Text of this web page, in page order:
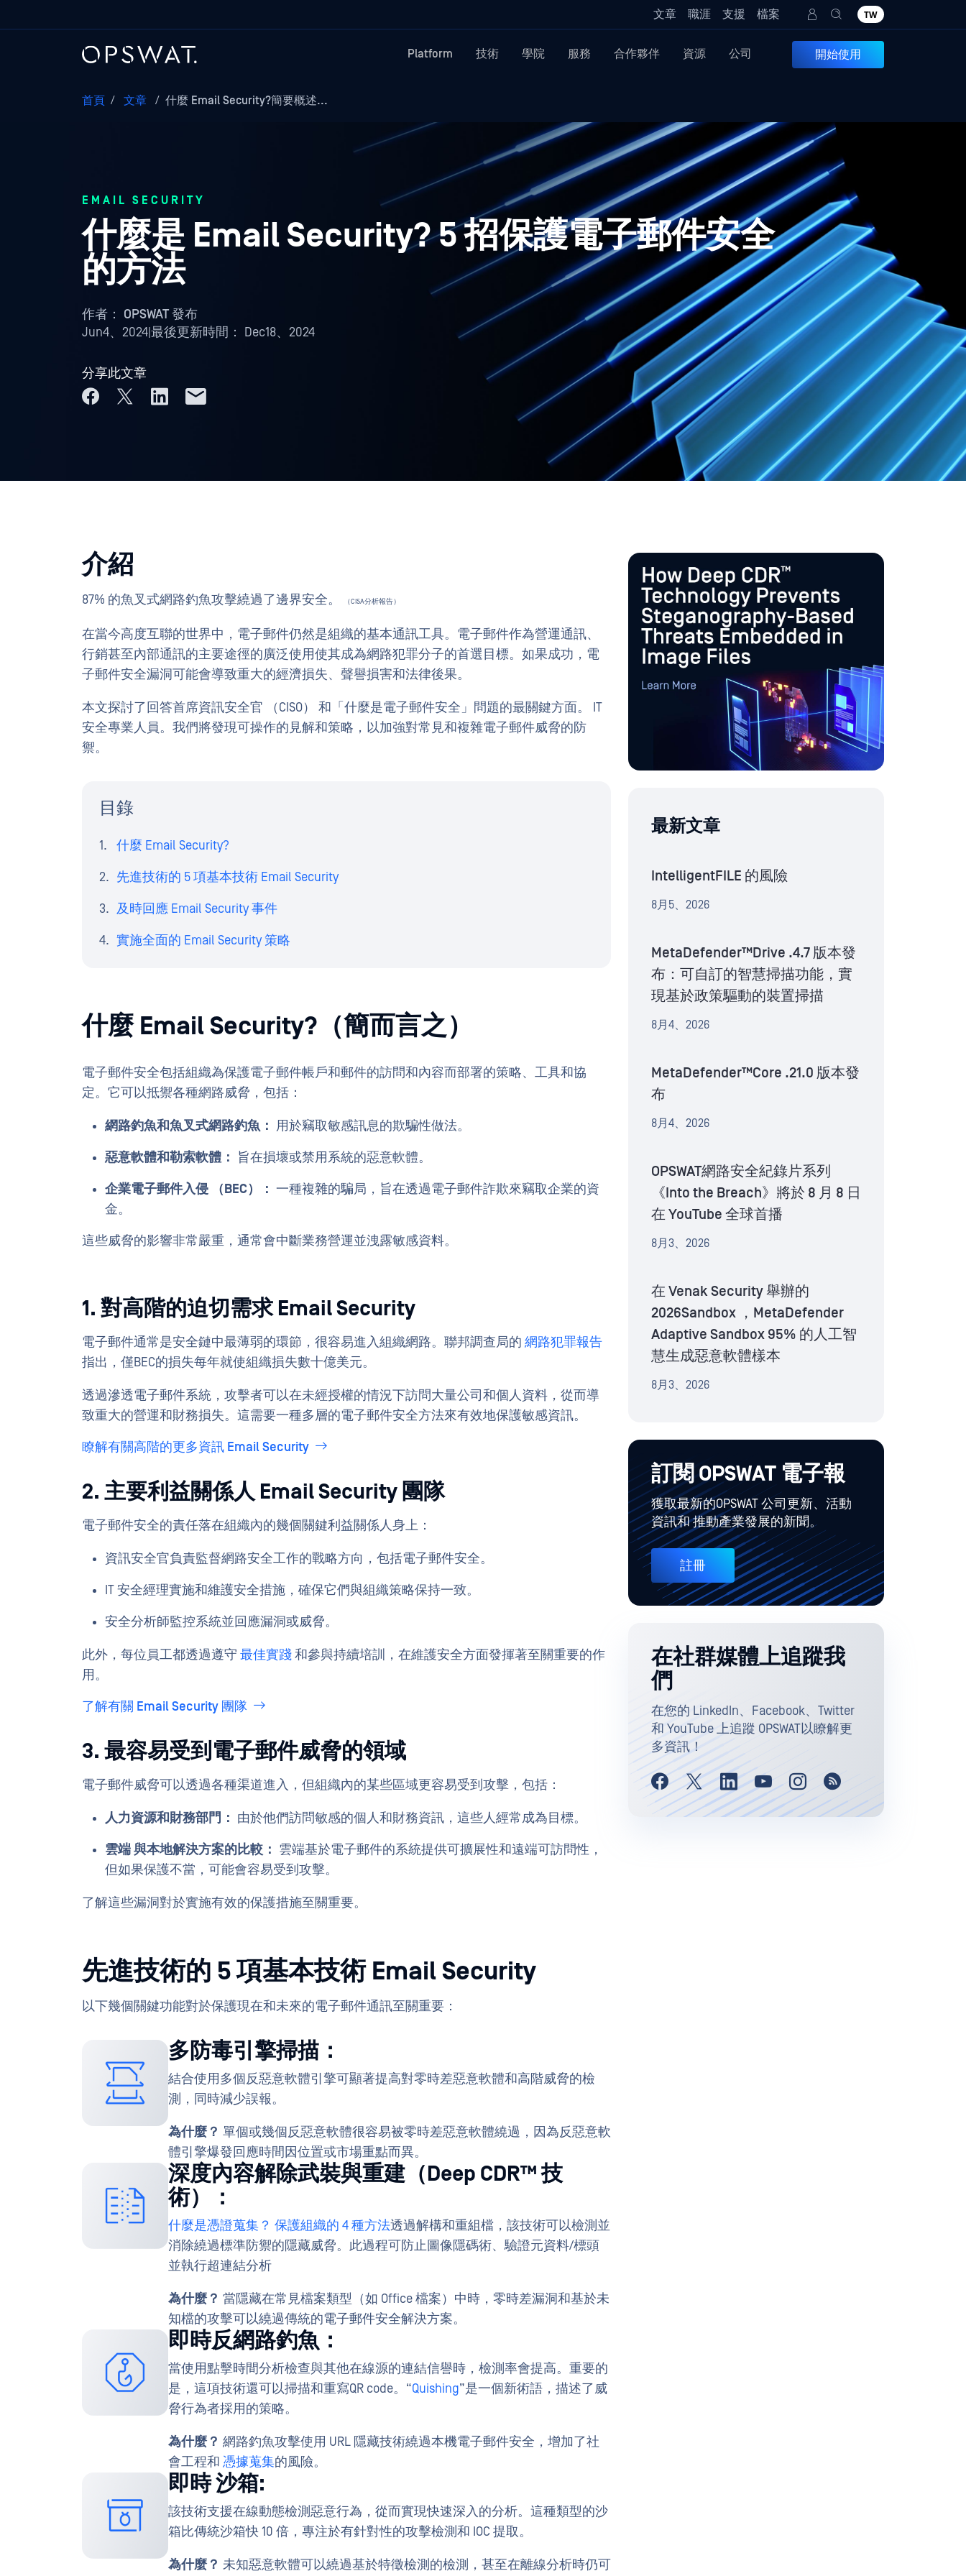
文章 職涯 支援 檔案 TW
Platform 技術 學院 服務 合作夥伴 資源 公司 開始使用
首頁 / 文章 / 什麼 Email Security?簡要概述...
EMAIL SECURITY
什麼是 Email Security? 5 招保護電子郵件安全
的方法
作者： OPSWAT 發布
Jun4、2024最後更新時間： Dec18、2024
分享此文章
介紹
87% 的魚叉式網路釣魚攻擊繞過了邊界安全。 （CISA分析報告）
在當今高度互聯的世界中，電子郵件仍然是組織的基本通訊工具。電子郵件作為營運通訊、
行銷甚至內部通訊的主要途徑的廣泛使用使其成為網路犯罪分子的首選目標。如果成功，電
子郵件安全漏洞可能會導致重大的經濟損失、聲譽損害和法律後果。
本文探討了回答首席資訊安全官 （CISO） 和「什麼是電子郵件安全」問題的最關鍵方面。 IT
安全專業人員。我們將發現可操作的見解和策略，以加強對常見和複雜電子郵件威脅的防
禦。
目錄
什麼 Email Security?
先進技術的 5 項基本技術 Email Security
及時回應 Email Security 事件
實施全面的 Email Security 策略
什麼 Email Security?（簡而言之）
電子郵件安全包括組織為保護電子郵件帳戶和郵件的訪問和內容而部署的策略、工具和協
定。它可以抵禦各種網路威脅，包括：
網路釣魚和魚叉式網路釣魚： 用於竊取敏感訊息的欺騙性做法。
惡意軟體和勒索軟體： 旨在損壞或禁用系統的惡意軟體。
企業電子郵件入侵 （BEC）： 一種複雜的騙局，旨在透過電子郵件詐欺來竊取企業的資
金。
這些威脅的影響非常嚴重，通常會中斷業務營運並洩露敏感資料。
1. 對高階的迫切需求 Email Security
電子郵件通常是安全鏈中最薄弱的環節，很容易進入組織網路。聯邦調查局的 網路犯罪報告
指出，僅BEC的損失每年就使組織損失數十億美元。
透過滲透電子郵件系統，攻擊者可以在未經授權的情況下訪問大量公司和個人資料，從而導
致重大的營運和財務損失。這需要一種多層的電子郵件安全方法來有效地保護敏感資訊。
瞭解有關高階的更多資訊 Email Security
2. 主要利益關係人 Email Security 團隊
電子郵件安全的責任落在組織內的幾個關鍵利益關係人身上：
資訊安全官負責監督網路安全工作的戰略方向，包括電子郵件安全。
IT 安全經理實施和維護安全措施，確保它們與組織策略保持一致。
安全分析師監控系統並回應漏洞或威脅。
此外，每位員工都透過遵守 最佳實踐和參與持續培訓，在維護安全方面發揮著至關重要的作
用。
了解有關 Email Security 團隊
3. 最容易受到電子郵件威脅的領域
電子郵件威脅可以透過各種渠道進入，但組織內的某些區域更容易受到攻擊，包括：
人力資源和財務部門： 由於他們訪問敏感的個人和財務資訊，這些人經常成為目標。
雲端 與本地解決方案的比較： 雲端基於電子郵件的系統提供可擴展性和遠端可訪問性，
但如果保護不當，可能會容易受到攻擊。
了解這些漏洞對於實施有效的保護措施至關重要。
先進技術的 5 項基本技術 Email Security
以下幾個關鍵功能對於保護現在和未來的電子郵件通訊至關重要：
多防毒引擎掃描：
結合使用多個反惡意軟體引擎可顯著提高對零時差惡意軟體和高階威脅的檢
測，同時減少誤報。
為什麼？ 單個或幾個反惡意軟體很容易被零時差惡意軟體繞過，因為反惡意軟
體引擎爆發回應時間因位置或市場重點而異。
深度內容解除武裝與重建（Deep CDR™ 技
術）：
什麼是憑證蒐集？ 保護組織的 4 種方法透過解構和重組檔，該技術可以檢測並
消除繞過標準防禦的隱藏威脅。此過程可防止圖像隱碼術、驗證元資料/標頭
並執行超連結分析
為什麼？ 當隱藏在常見檔案類型（如 Office 檔案）中時，零時差漏洞和基於未
知檔的攻擊可以繞過傳統的電子郵件安全解決方案。
即時反網路釣魚：
當使用點擊時間分析檢查與其他在線源的連結信譽時，檢測率會提高。重要的
是，這項技術還可以掃描和重寫QR code。“Quishing”是一個新術語，描述了威
脅行為者採用的策略。
為什麼？ 網路釣魚攻擊使用 URL 隱藏技術繞過本機電子郵件安全，增加了社
會工程和 憑據蒐集的風險。
即時 沙箱:
該技術支援在線動態檢測惡意行為，從而實現快速深入的分析。這種類型的沙
箱比傳統沙箱快 10 倍，專注於有針對性的攻擊檢測和 IOC 提取。
為什麼？ 未知惡意軟體可以繞過基於特徵檢測的檢測，甚至在離線分析時仍可
最新文章
IntelligentFILE 的風險
8月5、2026
MetaDefender™Drive .4.7 版本發
布：可自訂的智慧掃描功能，實
現基於政策驅動的裝置掃描
8月4、2026
MetaDefender™Core .21.0 版本發
布
8月4、2026
OPSWAT網路安全紀錄片系列
《Into the Breach》將於 8 月 8 日
在 YouTube 全球首播
8月3、2026
在 Venak Security 舉辦的
2026Sandbox ，MetaDefender
Adaptive Sandbox 95% 的人工智
慧生成惡意軟體樣本
8月3、2026
訂閱 OPSWAT 電子報
獲取最新的OPSWAT 公司更新、活動
資訊和 推動產業發展的新聞。
註冊
在社群媒體上追蹤我
們
在您的 LinkedIn、Facebook、Twitter
和 YouTube 上追蹤 OPSWAT以瞭解更
多資訊！